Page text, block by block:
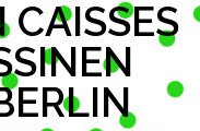
CAISSES